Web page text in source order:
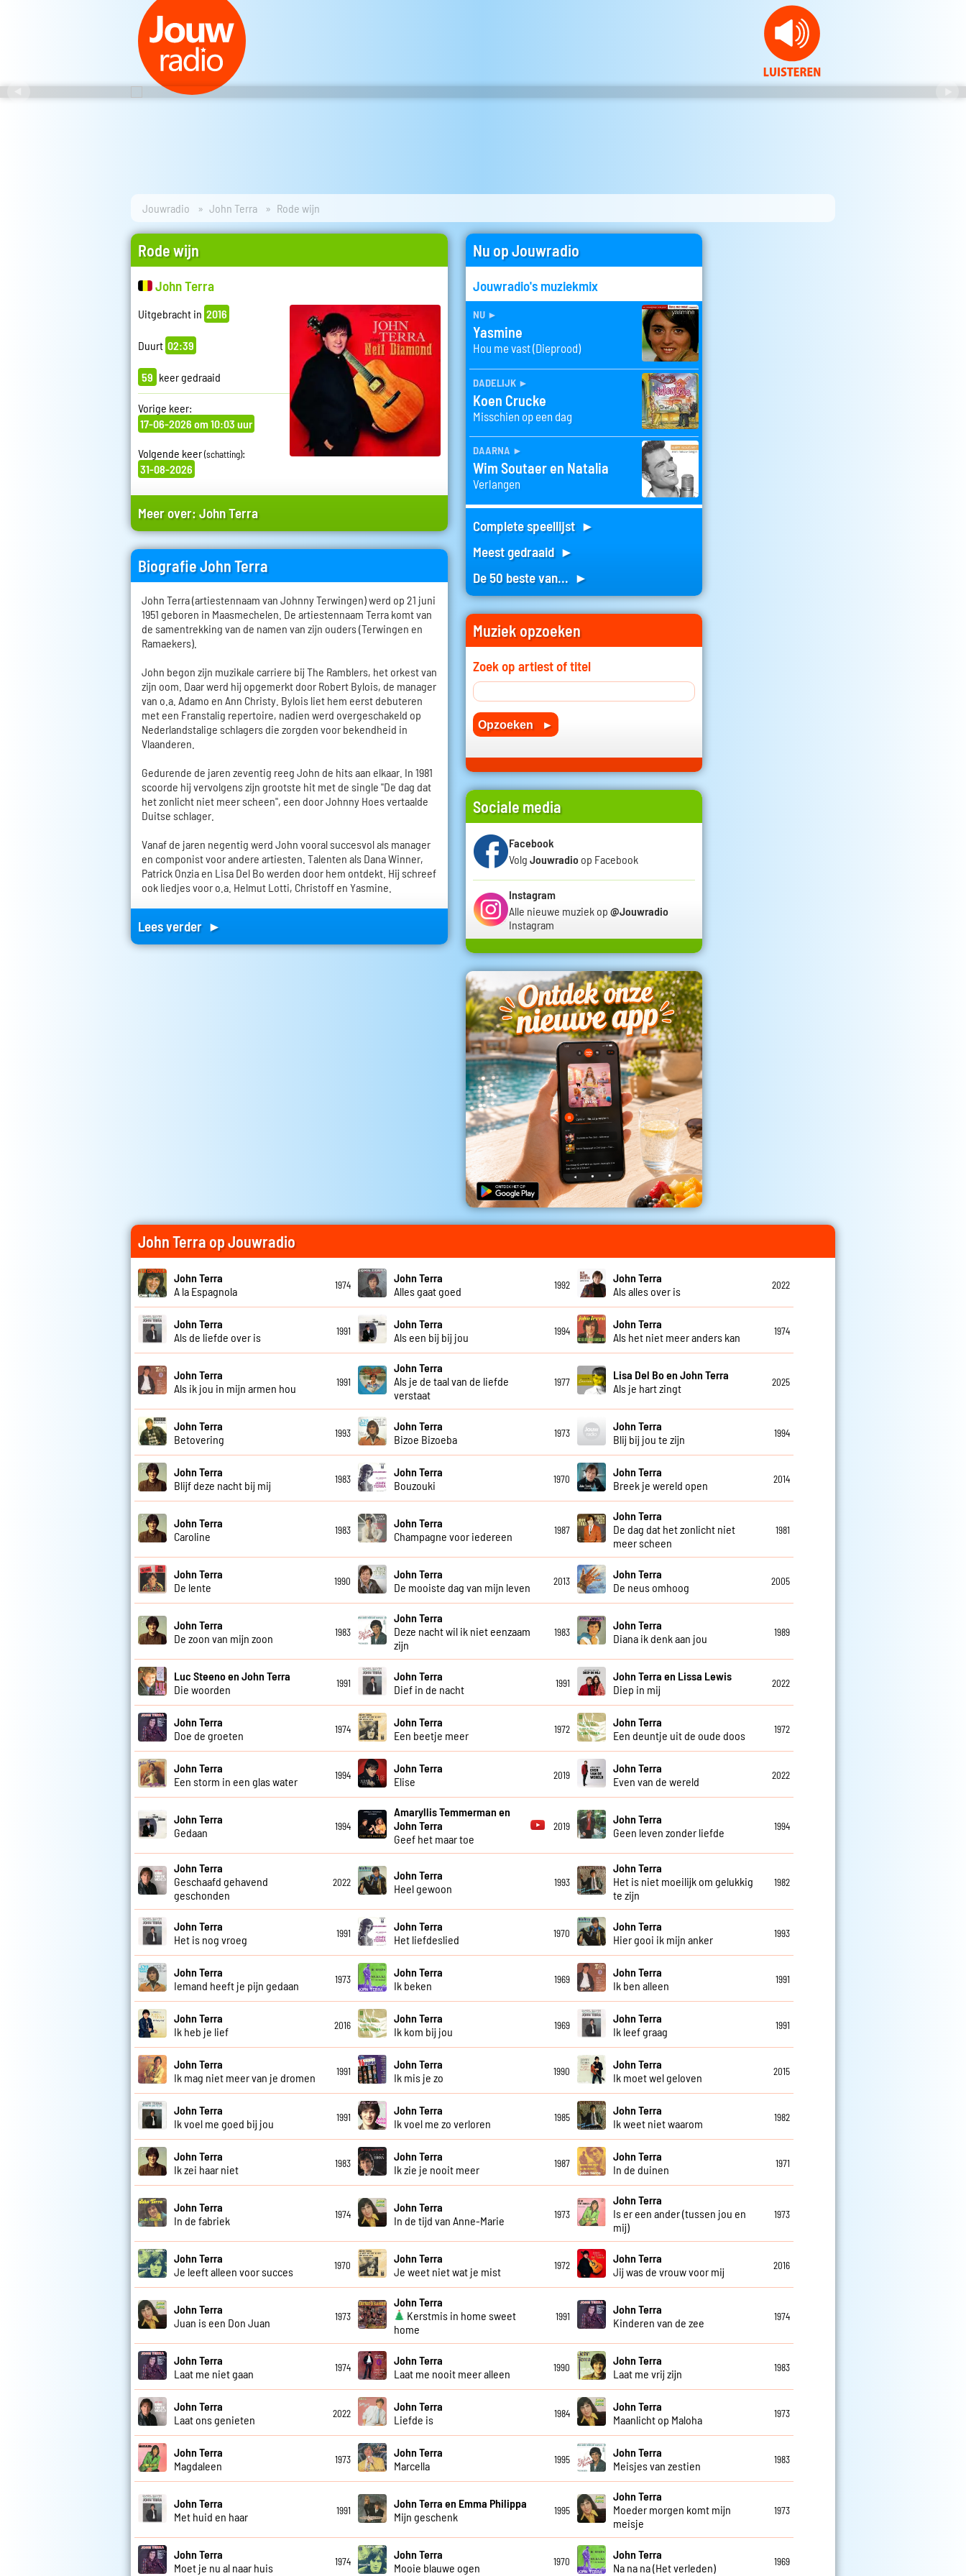
Jouwradio John Terra Rode wijn
Rode wijn
John Terra
Uitgebracht in 2016
Duurt 02:39
59 keer gedraaid
Vorige keer:
17-06-2026 om 10:03 uur
Volgende keer(schatting):
31-08-2026
Meer over:John Terra
Biografie John Terra
John Terra (artiestennaam van Johnny Terwingen) werd op 21 juni
1951 geboren in Maasmechelen. De artiestennaam Terra komt van
de samentrekking van de namen van zijn ouders (Terwingen en
Ramaekers).
John begon zijn muzikale carriere bij The Ramblers, het orkest van
zijn oom. Daar werd hij opgemerkt door Robert Bylois, de manager
van o.a. Adamo en Ann Christy. Bylois liet hem eerst debuteren
met een Franstalig repertoire, nadien werd overgeschakeld op
Nederlandstalige schlagers die zorgden voor bekendheid in
Vlaanderen.
Gedurende de jaren zeventig reeg John de hits aan elkaar. In 1981
scoorde hij vervolgens zijn grootste hit met de single "De dag dat
het zonlicht niet meer scheen", een door Johnny Hoes vertaalde
Duitse schlager.
Vanaf de jaren negentig werd John vooral succesvol als manager
en componist voor andere artiesten. Talenten als Dana Winner,
Patrick Onzia en Lisa Del Bo werden door hem ontdekt. Hij schreef
ook liedjes voor o.a. Helmut Lotti, Christoff en Yasmine.
Lees verder ►
Nu op Jouwradio
Jouwradio's muziekmix
nu ►
Yasmine
Hou me vast (Dieprood)
dadelijk ►
Koen Crucke
Misschien op een dag
daarna ►
Wim Soutaer en Natalia
Verlangen
Complete speellijst ►
Meest gedraaid ►
De 50 beste van... ►
Muziek opzoeken
Zoek op artiest of titel
Sociale media
Facebook
Volg Jouwradio op Facebook
Instagram
Alle nieuwe muziek op @Jouwradio
Instagram
John Terra op Jouwradio
John Terra
A la Espagnola
1974
John Terra
Alles gaat goed
1992
John Terra
Als alles over is
2022
John Terra
Als de liefde over is
1991
John Terra
Als een bij bij jou
1994
John Terra
Als het niet meer anders kan
1974
John Terra
Als ik jou in mijn armen hou
1991
John Terra
Als je de taal van de liefde
verstaat
1977
Lisa Del Bo en John Terra
Als je hart zingt
2025
John Terra
Betovering
1993
John Terra
Bizoe Bizoeba
1973
John Terra
Blij bij jou te zijn
1994
John Terra
Blijf deze nacht bij mij
1983
John Terra
Bouzouki
1970
John Terra
Breek je wereld open
2014
John Terra
Caroline
1983
John Terra
Champagne voor iedereen
1987
John Terra
De dag dat het zonlicht niet
meer scheen
1981
John Terra
De lente
1990
John Terra
De mooiste dag van mijn leven
2013
John Terra
De neus omhoog
2005
John Terra
De zoon van mijn zoon
1983
John Terra
Deze nacht wil ik niet eenzaam
zijn
1983
John Terra
Diana ik denk aan jou
1989
Luc Steeno en John Terra
Die woorden
1991
John Terra
Dief in de nacht
1991
John Terra en Lissa Lewis
Diep in mij
2022
John Terra
Doe de groeten
1974
John Terra
Een beetje meer
1972
John Terra
Een deuntje uit de oude doos
1972
John Terra
Een storm in een glas water
1994
John Terra
Elise
2019
John Terra
Even van de wereld
2022
John Terra
Gedaan
1994
Amaryllis Temmerman en
John Terra
Geef het maar toe
2019
John Terra
Geen leven zonder liefde
1994
John Terra
Geschaafd gehavend
geschonden
2022
John Terra
Heel gewoon
1993
John Terra
Het is niet moeilijk om gelukkig
te zijn
1982
John Terra
Het is nog vroeg
1991
John Terra
Het liefdeslied
1970
John Terra
Hier gooi ik mijn anker
1993
John Terra
Iemand heeft je pijn gedaan
1973
John Terra
Ik beken
1969
John Terra
Ik ben alleen
1991
John Terra
Ik heb je lief
2016
John Terra
Ik kom bij jou
1969
John Terra
Ik leef graag
1991
John Terra
Ik mag niet meer van je dromen
1991
John Terra
Ik mis je zo
1990
John Terra
Ik moet wel geloven
2015
John Terra
Ik voel me goed bij jou
1991
John Terra
Ik voel me zo verloren
1985
John Terra
Ik weet niet waarom
1982
John Terra
Ik zei haar niet
1983
John Terra
Ik zie je nooit meer
1987
John Terra
In de duinen
1971
John Terra
In de fabriek
1974
John Terra
In de tijd van Anne-Marie
1973
John Terra
Is er een ander (tussen jou en
mij)
1973
John Terra
Je leeft alleen voor succes
1970
John Terra
Je weet niet wat je mist
1972
John Terra
Jij was de vrouw voor mij
2016
John Terra
Juan is een Don Juan
1973
John Terra
Kerstmis in home sweet
home
1991
John Terra
Kinderen van de zee
1974
John Terra
Laat me niet gaan
1974
John Terra
Laat me nooit meer alleen
1990
John Terra
Laat me vrij zijn
1983
John Terra
Laat ons genieten
2022
John Terra
Liefde is
1984
John Terra
Maanlicht op Maloha
1973
John Terra
Magdaleen
1973
John Terra
Marcella
1995
John Terra
Meisjes van zestien
1983
John Terra
Met huid en haar
1991
John Terra en Emma Philippa
Mijn geschenk
1995
John Terra
Moeder morgen komt mijn
meisje
1973
John Terra
Moet je nu al naar huis
1974
John Terra
Mooie blauwe ogen
1970
John Terra
Na na na (Het verleden)
1969